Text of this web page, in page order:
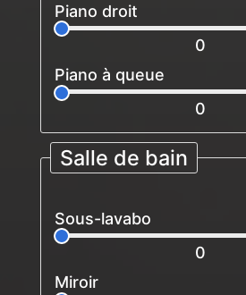
Piano droit
0
Piano à queue
0
Salle de bain
Sous-lavabo
0
Miroir